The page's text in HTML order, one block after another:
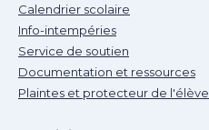
Calendrier scolaire
Info-intempéries
Service de soutien
Documentation et ressources
Plaintes et protecteur de l'élève